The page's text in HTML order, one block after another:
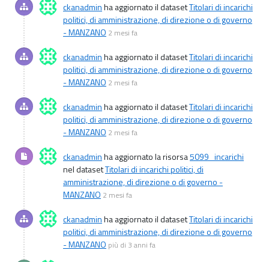
ckanadminha aggiornato il datasetTitolari di incarichi
politici, di amministrazione, di direzione o di governo
- MANZANO 2 mesi fa
ckanadminha aggiornato il datasetTitolari di incarichi
politici, di amministrazione, di direzione o di governo
- MANZANO 2 mesi fa
ckanadminha aggiornato il datasetTitolari di incarichi
politici, di amministrazione, di direzione o di governo
- MANZANO 2 mesi fa
ckanadminha aggiornato la risorsa5099_incarichi
nel datasetTitolari di incarichi politici, di
amministrazione, di direzione o di governo -
MANZANO 2 mesi fa
ckanadminha aggiornato il datasetTitolari di incarichi
politici, di amministrazione, di direzione o di governo
- MANZANO più di 3 anni fa